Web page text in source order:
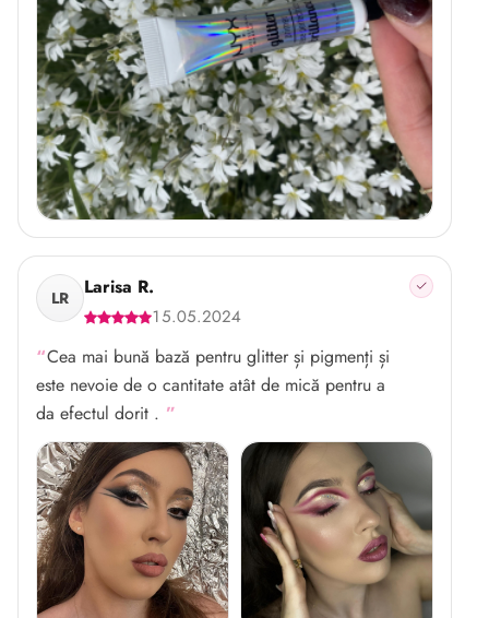
LR Larisa R.
15.05.2024
Cea mai bună bază pentru glitter și pigmenți și
este nevoie de o cantitate atât de mică pentru a
da efectul dorit .